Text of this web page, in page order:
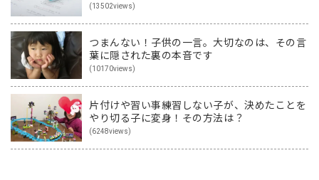
(13502views)
つまんない！子供の一言。大切なのは、その言
葉に隠された裏の本音です
(10170views)
片付けや習い事練習しない子が、決めたことを
やり切る子に変身！その方法は？
(6248views)